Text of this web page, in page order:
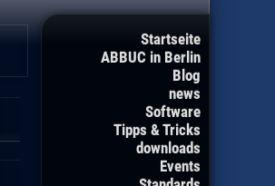
Startseite
ABBUC in Berlin
Blog
news
Software
Tipps & Tricks
downloads
Events